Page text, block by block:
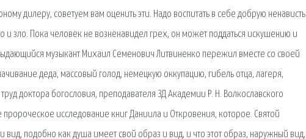
дилеру, советуем вам оценить эти. Надо воспитать в себе добрую ненависть
и зло. Пока человек не возненавидел грех, он может поддаться искушению и
музыкант Михаил Семенович Литвиненко пережил вместе со своей
деда, массовый голод, немецкую оккупацию, гибель отца, лагеря,
доктора богословия, преподавателя ЗД Академии Р. Н. Волкославского
исследование книг Даниила и Откровения, которое. Святой
подобно как душа имеет свой образ и вид, и что этот образ, наружный вид,